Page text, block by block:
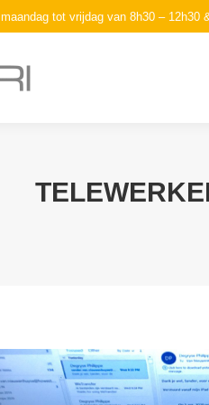
maandag tot vrijdag van 8h30 – 12h30